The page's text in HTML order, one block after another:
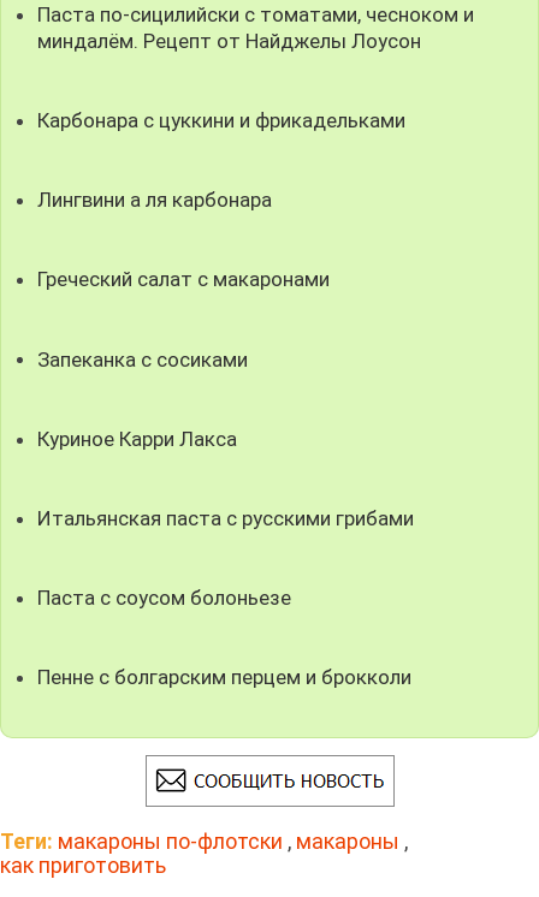
Паста по-сицилийски с томатами, чесноком и
миндалём. Рецепт от Найджелы Лоусон
Карбонара с цуккини и фрикадельками
Лингвини а ля карбонара
Греческий салат с макаронами
Запеканка с сосиками
Куриное Карри Лакса
Итальянская паста с русскими грибами
Паста с соусом болоньезе
Пенне с болгарским перцем и брокколи
Теги: макароны по-флотски , макароны ,
как приготовить